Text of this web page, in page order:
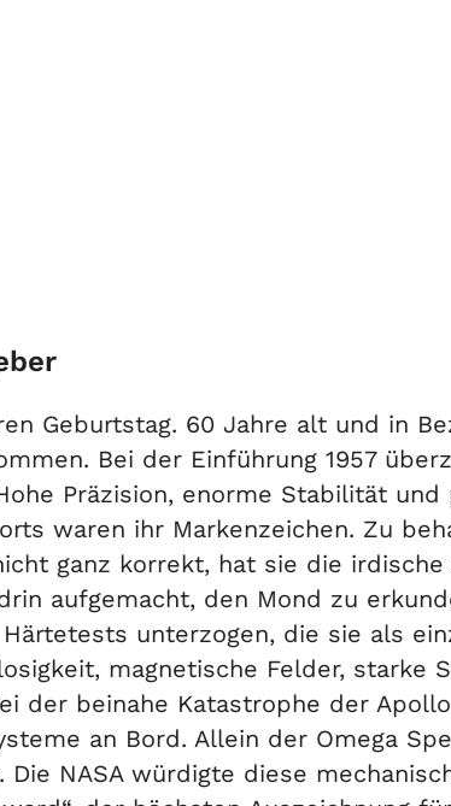
Geburtstag. 60 Jahre alt und in
Bei der Einführung 1957
Präzision, enorme Stabilität
waren ihr Markenzeichen. Zu
ganz korrekt, hat sie die irdische
aufgemacht, den Mond zu
unterzogen, die sie als
magnetische Felder, starke
der beinahe Katastrophe der
an Bord. Allein der Omega
NASA würdigte diese